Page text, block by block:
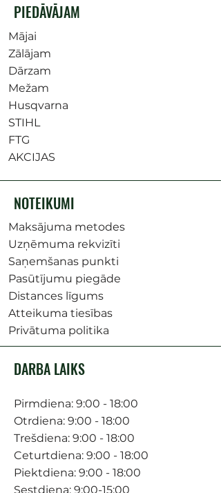
PIEDĀVĀJAM
Mājai
Zālājam
Dārzam
Mežam
Husqvarna
STIHL
FTG
AKCIJAS
NOTEIKUMI
Maksājuma metodes
Uzņēmuma rekvizīti
Saņemšanas punkti
Pasūtījumu piegāde
Distances līgums
Atteikuma tiesības
Privātuma politika
DARBA LAIKS
Pirmdiena: 9:00 - 18:00
Otrdiena: 9:00 - 18:00
Trešdiena: 9:00 - 18:00
Ceturtdiena: 9:00 - 18:00
Piektdiena: 9:00 - 18:00
Sestdiena: 9:00-15:00